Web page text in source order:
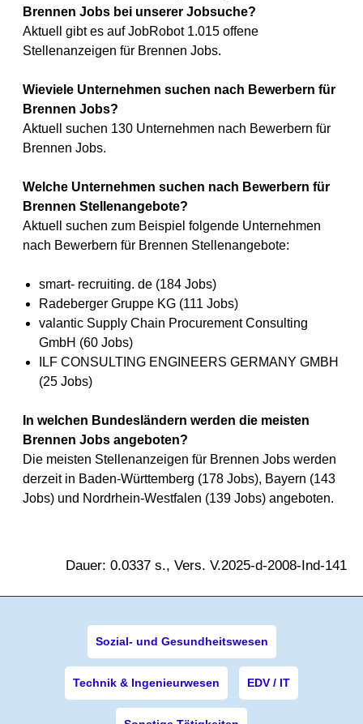
Brennen Jobs bei unserer Jobsuche?
Aktuell gibt es auf JobRobot 1.015 offene
Stellenanzeigen für Brennen Jobs.
Wieviele Unternehmen suchen nach Bewerbern für
Brennen Jobs?
Aktuell suchen 130 Unternehmen nach Bewerbern für
Brennen Jobs.
Welche Unternehmen suchen nach Bewerbern für
Brennen Stellenangebote?
Aktuell suchen zum Beispiel folgende Unternehmen
nach Bewerbern für Brennen Stellenangebote:
smart- recruiting. de (184 Jobs)
Radeberger Gruppe KG (111 Jobs)
valantic Supply Chain Procurement Consulting
GmbH (60 Jobs)
ILF CONSULTING ENGINEERS GERMANY GMBH
(25 Jobs)
In welchen Bundesländern werden die meisten
Brennen Jobs angeboten?
Die meisten Stellenanzeigen für Brennen Jobs werden
derzeit in Baden-Württemberg (178 Jobs), Bayern (143
Jobs) und Nordrhein-Westfalen (139 Jobs) angeboten.
Dauer: 0.0337 s., Vers. V.2025-d-2008-Ind-141
Sozial- und Gesundheitswesen
Technik & Ingenieurwesen EDV / IT